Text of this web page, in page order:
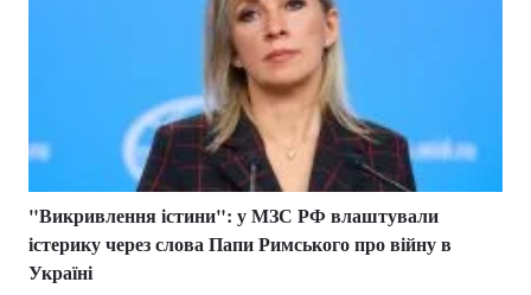
Статті
Думки
Вакансії
Послуги
"Викривлення істини": у МЗС РФ влаштували
істерику через слова Папи Римського про війну в
Україні